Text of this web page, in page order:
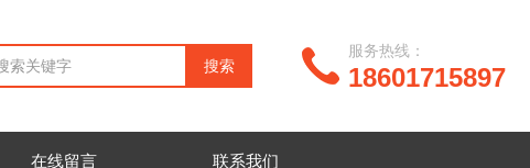
18601715897
服务热线：
在线留言 联系我们